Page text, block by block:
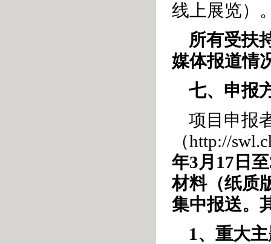
线上展览）
所有受扶
媒体报道情
七、申报
项目申报
（http://
年3月17日
材料（纸质
集中报送。
1、重大